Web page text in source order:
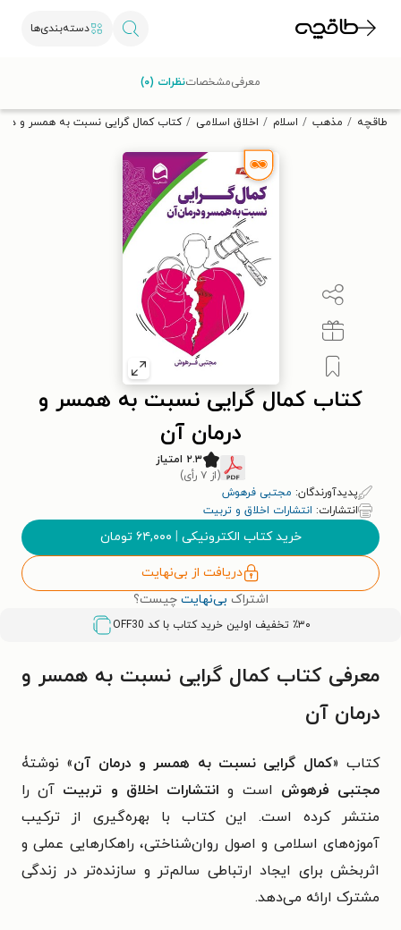
دسته‌بندی‌ها
تخفیف از طاقچه دریافت کن.
طاقچه مذهب اسلام اخلاق اسلامی کتاب کمال گرایی نسبت به همسر و
کتاب کمال گرایی نسبت به همسر و
درمان آن
۲.۳ امتیاز
(از ۷ رأی)
پدیدآورندگان: مجتبی فرهوش
انتشارات: انتشارات اخلاق و تربیت
خرید کتاب الکترونیکی | ۶۴,۰۰۰ تومان
دریافت از بی‌نهایت
اشتراک بی‌نهایت چیست؟
٪۳۰ تخفیف اولین خرید کتاب با کد OFF30
معرفیمشخصاتنظرات (۰)
معرفی کتاب کمال گرایی نسبت به همسر و
درمان آن
کتاب «کمال گرایی نسبت به همسر و درمان آن» نوشتۀ
مجتبی فرهوش است و انتشارات اخلاق و تربیت آن را
منتشر کرده است. این کتاب با بهره‌گیری از ترکیب
آموزه‌های اسلامی و اصول روان‌شناختی، راهکارهایی عملی و
اثربخش برای ایجاد ارتباطی سالم‌تر و سازنده‌تر در زندگی
مشترک ارائه می‌دهد.